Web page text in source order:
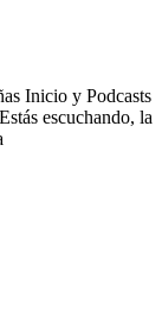
Inicio y Podcasts
escuchando, la